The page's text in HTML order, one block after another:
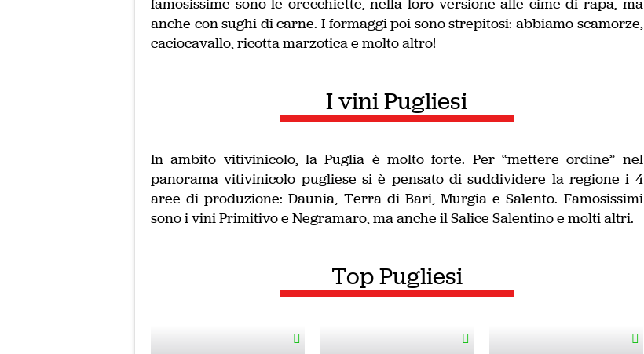
famosissime sono le orecchiette, nella loro versione alle cime di rapa, ma
anche con sughi di carne. I formaggi poi sono strepitosi: abbiamo scamorze,
caciocavallo, ricotta marzotica e molto altro!
I vini Pugliesi
In ambito vitivinicolo, la Puglia è molto forte. Per “mettere ordine” nel
panorama vitivinicolo pugliese si è pensato di suddividere la regione i 4
aree di produzione: Daunia, Terra di Bari, Murgia e Salento. Famosissimi
sono i vini Primitivo e Negramaro, ma anche il Salice Salentino e molti altri.
Top Pugliesi